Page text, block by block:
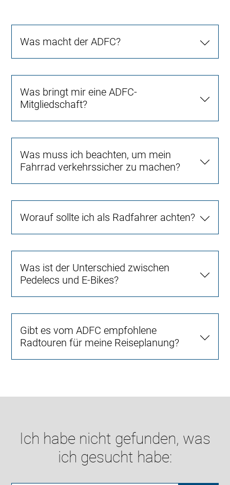
Was macht der ADFC?
Was bringt mir eine ADFC-
Mitgliedschaft?
Was muss ich beachten, um mein
Fahrrad verkehrssicher zu machen?
Worauf sollte ich als Radfahrer achten?
Was ist der Unterschied zwischen
Pedelecs und E-Bikes?
Gibt es vom ADFC empfohlene
Radtouren für meine Reiseplanung?
Ich habe nicht gefunden, was
ich gesucht habe: